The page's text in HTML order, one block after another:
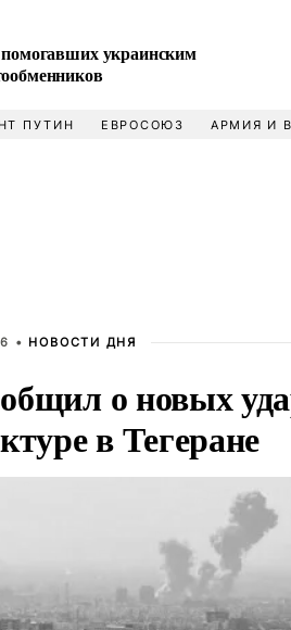
украинским
ПУТИН ЕВРОСОЮЗ АРМИЯ И
• НОВОСТИ ДНЯ
о новых
в Тегеране